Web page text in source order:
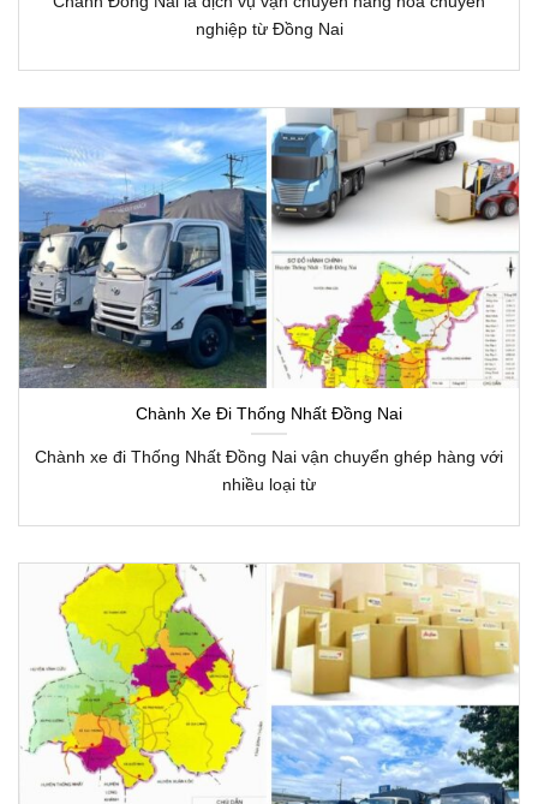
nghiệp từ Đồng Nai
Chành Xe Đi Thống Nhất Đồng Nai
Chành xe đi Thống Nhất Đồng Nai vận chuyển ghép hàng với
nhiều loại từ